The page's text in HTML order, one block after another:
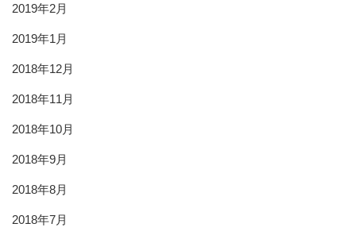
2019年2月
2019年1月
2018年12月
2018年11月
2018年10月
2018年9月
2018年8月
2018年7月